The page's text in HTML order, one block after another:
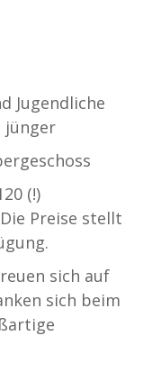
Jugendliche
jünger
(!)
Preise stellt
sich auf
sich beim